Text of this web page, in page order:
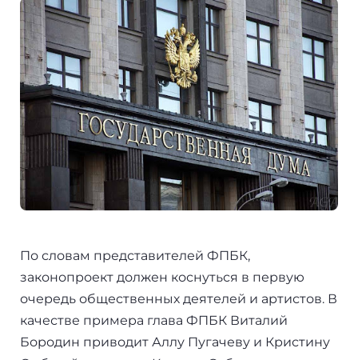
По словам представителей ФПБК,
законопроект должен коснуться в первую
очередь общественных деятелей и артистов. В
качестве примера глава ФПБК Виталий
Бородин приводит Аллу Пугачеву и Кристину
Венгрия
Германия
Америка
Аргентина
Другие страны
Вануату
Гренада
+7(499)938-68-05
Испания
Сербия
Венгрия
Турция
Люксембург
Черногория
Нидерланды
Германия
Дания
Отзывы
+7(499)938-68-05
Whatsapp Telegram